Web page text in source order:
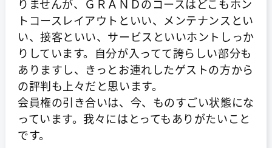
りませんが、ＧＲＡＮＤのコースはどこもホン
トコースレイアウトといい、メンテナンスとい
い、接客といい、サービスといいホントしっか
りしています。自分が入ってて誇らしい部分も
ありますし、きっとお連れしたゲストの方から
の評判も上々だと思います。
会員権の引き合いは、今、ものすごい状態にな
っています。我々にはとってもありがたいこと
です。